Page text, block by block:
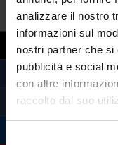
analizzare il nostro
informazioni sul
nostri partner che si
pubblicità e social
con altre
raccolto dal suo
unthriller
racconta la
giovane
omicidio che
ricercata
Quando uno